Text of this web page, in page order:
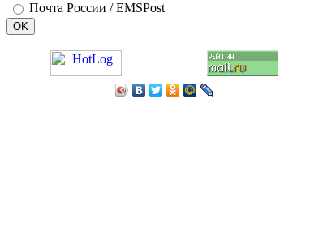
Почта России / EMSPost